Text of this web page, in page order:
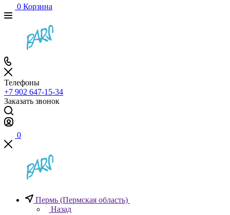
0 Корзина
Телефоны
+7 902 647-15-34
Заказать звонок
0
Пермь (Пермская область)
Назад